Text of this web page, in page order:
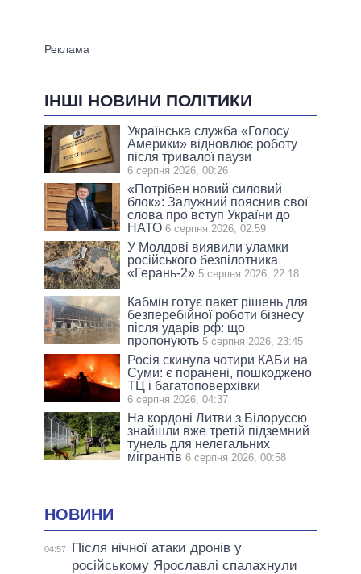
ІНШІ НОВИНИ ПОЛІТИКИ
Українська служба «Голосу
Америки» відновлює роботу
після тривалої паузи
6 серпня 2026, 00:26
«Потрібен новий силовий
блок»: Залужний пояснив свої
слова про вступ України до
НАТО 6 серпня 2026, 02:59
У Молдові виявили уламки
російського безпілотника
«Герань-2» 5 серпня 2026, 22:18
Кабмін готує пакет рішень для
безперебійної роботи бізнесу
після ударів рф: що
пропонують 5 серпня 2026, 23:45
Росія скинула чотири КАБи на
Суми: є поранені, пошкоджено
ТЦ і багатоповерхівки
6 серпня 2026, 04:37
На кордоні Литви з Білоруссю
знайшли вже третій підземний
тунель для нелегальних
мігрантів 6 серпня 2026, 00:58
НОВИНИ
04:57
Після нічної атаки дронів у
російському Ярославлі спалахнули